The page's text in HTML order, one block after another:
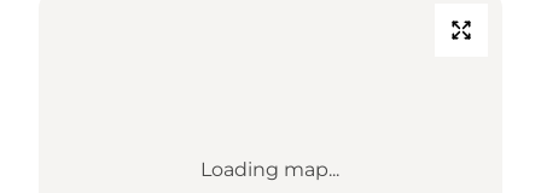
Loading map...